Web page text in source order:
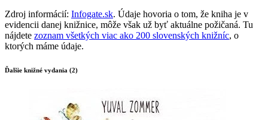
Zdroj informácií: Infogate.sk. Údaje hovoria o tom, že kniha je v
evidencii danej knižnice, môže však už byť aktuálne požičaná. Tu
nájdete zoznam všetkých viac ako 200 slovenských knižníc, o
ktorých máme údaje.
Ďalšie knižné vydania (2)